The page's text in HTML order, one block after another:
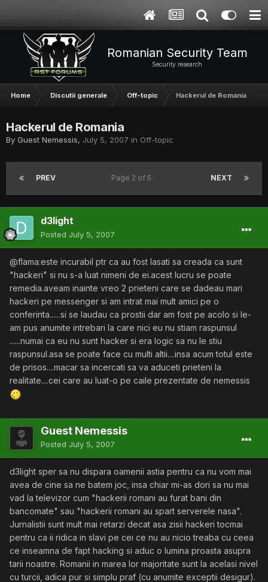
Romanian Security Team
Security research
Home Discutii generale Off-topic Hackerul de Romania
Hackerul de Romania
By Guest Nemessis, July 5, 2007 in Off-topic
PREV NEXT
Page 2 of 5
d3light
Posted July 5, 2007
@flama:este incurabil ptr ca au fost lasati sa creada ca sunt
"hackeri" si nu s-a luat nimeni de ei.acest lucru se poate
remedia.aveam inainte vreo 2 prieteni care se dadeau mari
hackeri pe messenger si am intrat mai mult amici pe o
conferinta......si se laudau ca prostii dar am fost pe acolo si le-
am pus anumite intrebari la care nici eu nu stiam raspunsul
......numai ca eu nu sunt hacker si era logic sa nu le stiu
raspunsul.asa se poate face cu multi altii....insa acum totul este
de prisos....macar sa incercati sa va aduceti prieteni la
realitate....cei care au luat-o pe caile prezentate de nemessis
Guest Nemessis
Posted July 5, 2007
d3light sper sa nu dispara oamenii astia pentru ca nu vom mai
avea de cine sa ne batem joc, insa chiar mi-as dori sa nu mai
vad la televizor cum "hackerii romani au furat bani din
bancomate" sau "hackerii romani au spart serverele nasa".
Jurnalistii sunt mult mai retarzi decat asa zisii hackeri tocmai
pentru ca ii ridica in slavi pe cei ce nu au nicio treaba cu ceea
ce inseamna de fapt hacking si aduc o lumina proasta asupra
tarii noastre. Romanii in marea lor majoritate sunt la acelasi nivel
cu turcii, adica pur si simplu praf (cu anumite exceptii desigur).